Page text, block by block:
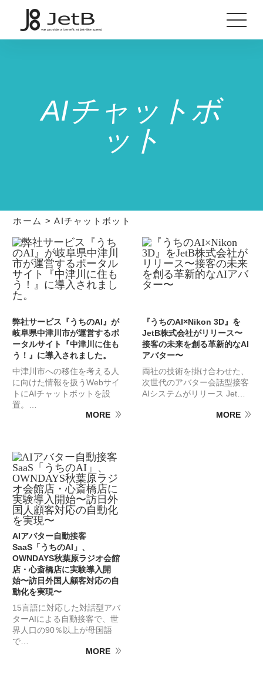
AIチャットボ
ット
ホーム >AIチャットボット
弊社サービス『うちのAI』が
岐阜県中津川市が運営するポ
ータルサイト『中津川に住も
う！』に導入されました。
中津川市への移住を考える人
に向けた情報を扱うWebサイ
トにAIチャットボットを設
置。…
MORE
『うちのAI×Nikon 3D』を
JetB株式会社がリリース〜
接客の未来を創る革新的なAI
アバター〜
両社の技術を掛け合わせた、
次世代のアバター会話型接客
AIシステムがリリース Jet…
MORE
AIアバター自動接客
SaaS「うちのAI」、
OWNDAYS秋葉原ラジオ会館
店・心斎橋店に実験導入開
始〜訪日外国人顧客対応の自
動化を実現〜
15言語に対応した対話型アバ
ターAIによる自動接客で、世
界人口の90％以上が母国語
で…
MORE